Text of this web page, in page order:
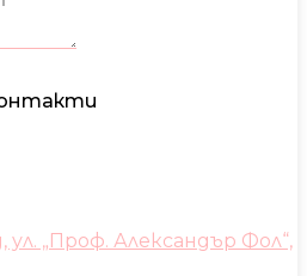
„Проф. Александър Фол“,